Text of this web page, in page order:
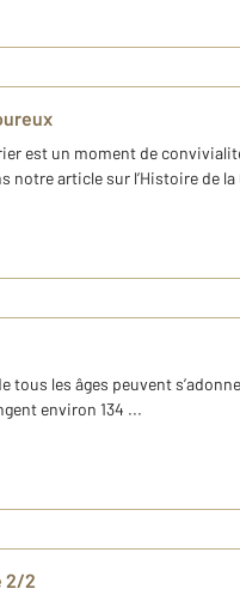
est un moment de
notre article sur l’Histoire de
tous les âges peuvent
environ 134 ...
2/2